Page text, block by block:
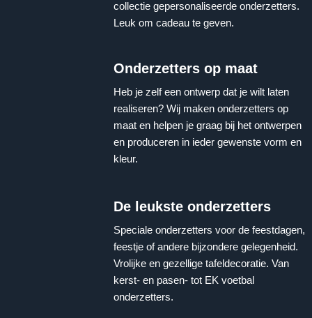
collectie gepersonaliseerde onderzetters.
Leuk om cadeau te geven.
Onderzetters op maat
Heb je zelf een ontwerp dat je wilt laten
realiseren? Wij maken onderzetters op
maat en helpen je graag bij het ontwerpen
en produceren in ieder gewenste vorm en
kleur.
De leukste onderzetters
Speciale onderzetters voor de feestdagen,
feestje of andere bijzondere gelegenheid.
Vrolijke en gezellige tafeldecoratie. Van
kerst- en pasen- tot EK voetbal
onderzetters.